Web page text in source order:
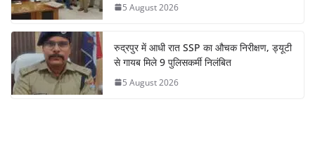
5 August 2026
रुद्रपुर में आधी रात SSP का औचक निरीक्षण, ड्यूटी
से गायब मिले 9 पुलिसकर्मी निलंबित
5 August 2026